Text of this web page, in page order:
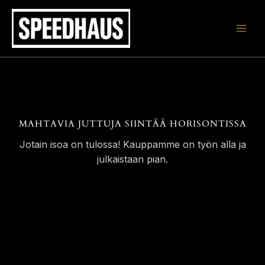
Siirry
sisältöön
MAHTAVIA JUTTUJA SIINTÄÄ HORISONTISSA
Jotain isoa on tulossa! Kauppamme on työn alla ja
julkaistaan pian.